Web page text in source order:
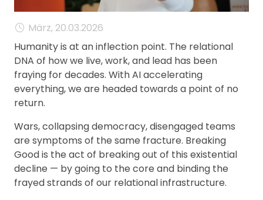
März, 20.03.2026
Humanity is at an inflection point. The relational
DNA of how we live, work, and lead has been
fraying for decades. With AI accelerating
everything, we are headed towards a point of no
return.
Wars, collapsing democracy, disengaged teams
are symptoms of the same fracture. Breaking
Good is the act of breaking out of this existential
decline — by going to the core and binding the
frayed strands of our relational infrastructure.